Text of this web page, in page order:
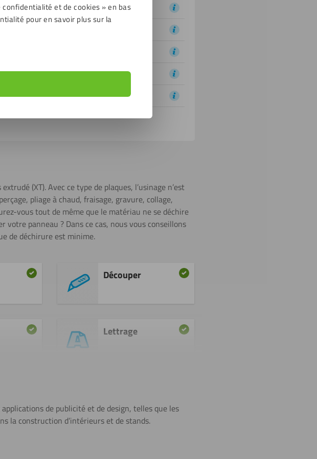
et de cookies » en bas
pour en savoir plus sur la
(XT). Avec ce type de plaques, l’usinage n’est
pliage à chaud, fraisage, gravure, collage,
vous tout de même que le matériau ne se déchire
votre panneau ? Dans ce cas, nous vous conseillons
de déchirure est minime.
Découper
Lettrage
de publicité et de design, telles que les
la construction d’intérieurs et de stands.